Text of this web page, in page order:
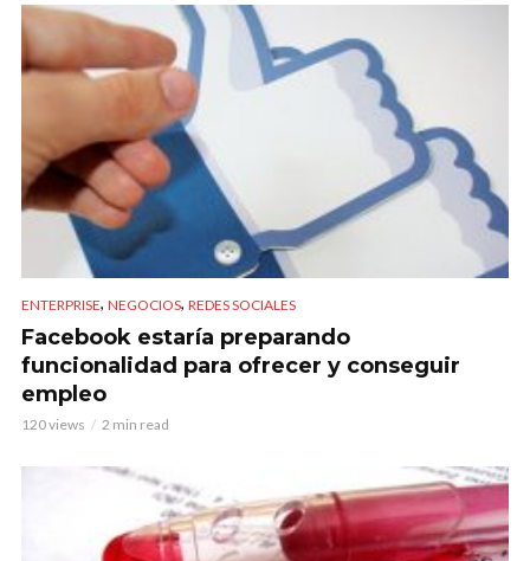
ENTERPRISE, NEGOCIOS, REDES SOCIALES
Facebook estaría preparando
funcionalidad para ofrecer y conseguir
empleo
120 views 2 min read